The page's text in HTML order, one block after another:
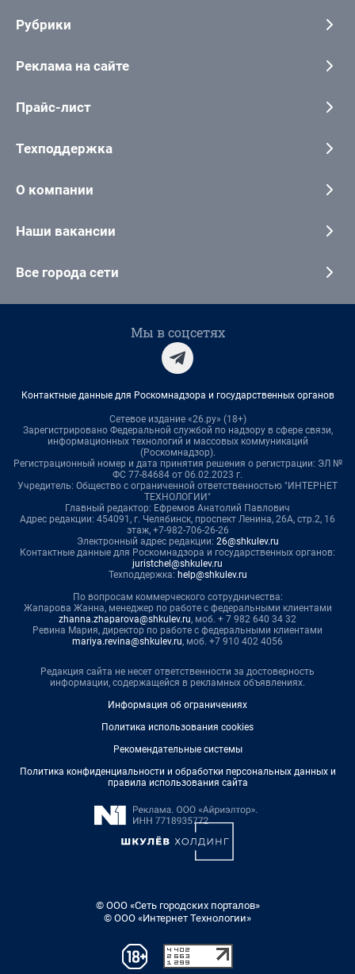
Рубрики
Реклама на сайте
Прайс-лист
Техподдержка
О компании
Наши вакансии
Все города сети
Мы в соцсетях
Контактные данные для Роскомнадзора и государственных органов
Сетевое издание «26.ру» (18+)
Зарегистрировано Федеральной службой по надзору в сфере связи,
информационных технологий и массовых коммуникаций
(Роскомнадзор).
Регистрационный номер и дата принятия решения о регистрации: ЭЛ №
ФС 77-84684 от 06.02.2023 г.
Учредитель: Общество с ограниченной ответственностью "ИНТЕРНЕТ
ТЕХНОЛОГИИ"
Главный редактор: Ефремов Анатолий Павлович
Адрес редакции: 454091, г. Челябинск, проспект Ленина, 26А, стр.2, 16
этаж, +7-982-706-26-26
Электронный адрес редакции: 26@shkulev.ru
Контактные данные для Роскомнадзора и государственных органов:
juristchel@shkulev.ru
Техподдержка: help@shkulev.ru
По вопросам коммерческого сотрудничества:
Жапарова Жанна, менеджер по работе с федеральными клиентами
zhanna.zhaparova@shkulev.ru, моб. + 7 982 640 34 32
Ревина Мария, директор по работе с федеральными клиентами
mariya.revina@shkulev.ru, моб. +7 910 402 4056
Редакция сайта не несет ответственности за достоверность
информации, содержащейся в рекламных объявлениях.
Информация об ограничениях
Политика использования cookies
Рекомендательные системы
Политика конфиденциальности и обработки персональных данных и
правила использования сайта
© ООО «Сеть городских порталов»
© ООО «Интернет Технологии»